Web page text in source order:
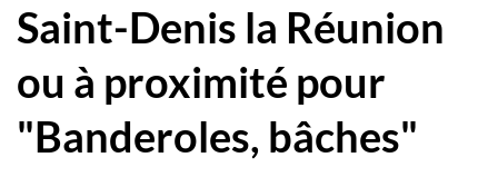
Saint-Denis la Réunion
ou à proximité pour
"Banderoles, bâches"